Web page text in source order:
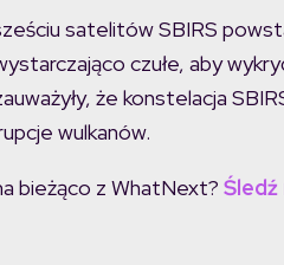
satelitów SBIRS
czułe, aby
że konstelacja
wulkanów.
bieżąco z WhatNext?